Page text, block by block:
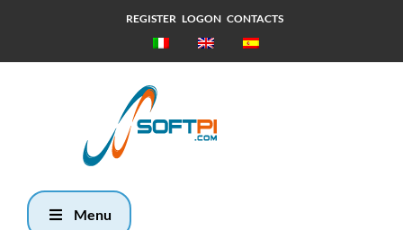
REGISTER LOGON CONTACTS
Menu